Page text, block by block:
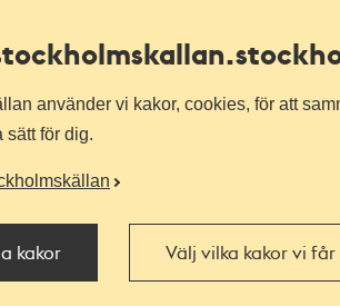
använder vi kakor, cookies, för att
sätt för dig.
kakor Välj vilka kakor vi